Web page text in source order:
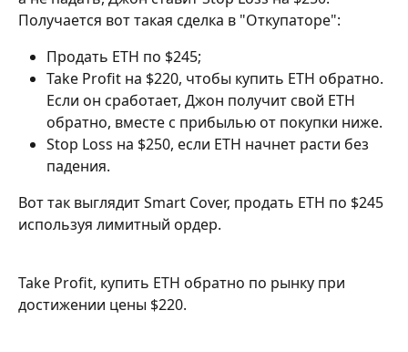
Получается вот такая сделка в "Откупаторе":
Продать ETH по $245;
Take Profit на $220, чтобы купить ETH обратно.
Если он сработает, Джон получит свой ETH
обратно, вместе с прибылью от покупки ниже.
Stop Loss на $250, если ETH начнет расти без
падения.
Вот так выглядит Smart Cover, продать ETH по $245
используя лимитный ордер.
Take Profit, купить ETH обратно по рынку при
достижении цены $220.